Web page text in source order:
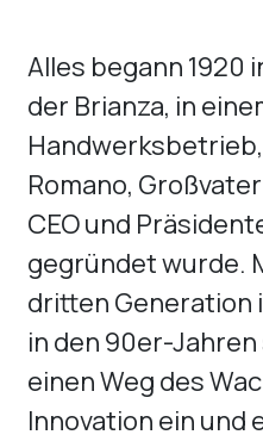
Alles begann 1920
der Brianza, in
Romano,
CEO und
gegründet wurde.
dritten Generation
in den 90er-Jahren
einen Weg des
Innovation ein und